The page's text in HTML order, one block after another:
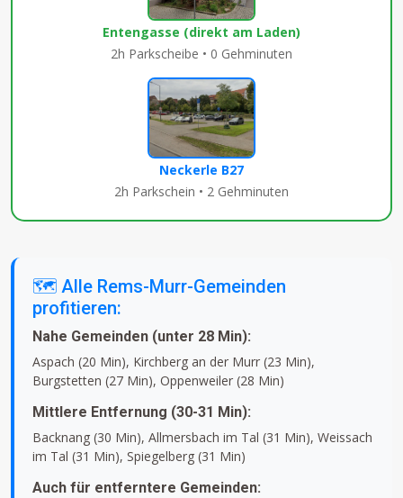
Entengasse (direkt am Laden)
2h Parkscheibe • 0 Gehminuten
Neckerle B27
2h Parkschein • 2 Gehminuten
🗺️ Alle Rems-Murr-Gemeinden
profitieren:
Nahe Gemeinden (unter 28 Min):
Aspach (20 Min), Kirchberg an der Murr (23 Min),
Burgstetten (27 Min), Oppenweiler (28 Min)
Mittlere Entfernung (30-31 Min):
Backnang (30 Min), Allmersbach im Tal (31 Min), Weissach
im Tal (31 Min), Spiegelberg (31 Min)
Auch für entferntere Gemeinden: